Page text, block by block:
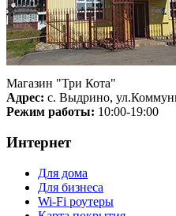
Магазин "Три Кота"
Адрес: с. Выдрино,
Режим работы: 10:00-19:00
Интернет
Для дома
Для бизнеса
Wi-Fi роутеры